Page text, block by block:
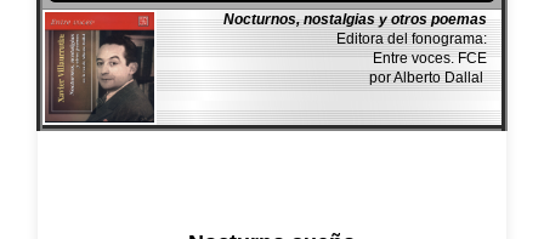
Nocturnos, nostalgias y otros poemas
Editora del fonograma:
Entre voces. FCE
por Alberto Dallal